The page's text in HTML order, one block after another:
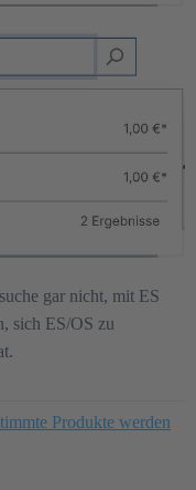
gar nicht, mit ES
sich ES/OS zu
Produkte werden